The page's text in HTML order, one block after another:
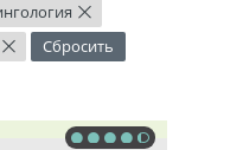
×
× Сбросить